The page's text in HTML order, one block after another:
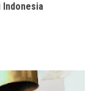
Indonesia